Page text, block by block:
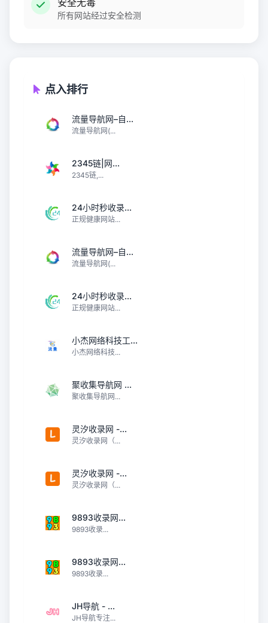
安全无毒
所有网站经过安全检测
点入排行
流量导航网–自...
流量导航网(...
2345链|网...
2345链,...
24小时秒收录...
正规健康网站...
流量导航网–自...
流量导航网(...
24小时秒收录...
正规健康网站...
小杰网络科技工...
小杰网络科技...
聚收集导航网 ...
聚收集导航网...
灵汐收录网 -...
灵汐收录网（...
灵汐收录网 -...
灵汐收录网（...
9893收录网...
9893收录...
9893收录网...
9893收录...
JH导航 - ...
JH导航专注...